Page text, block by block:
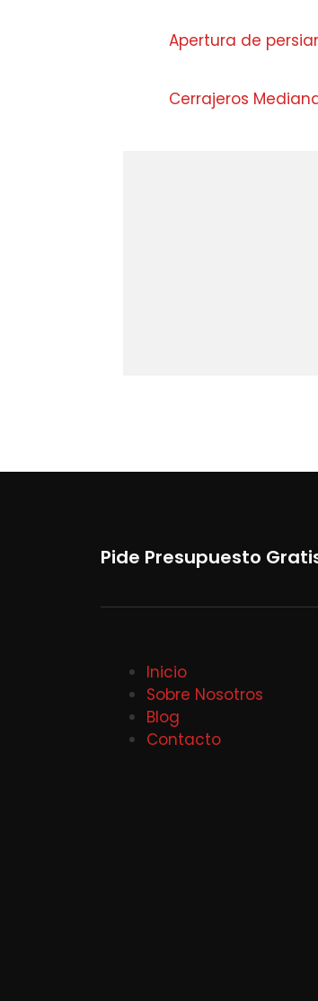
Apertura de
Cerrajeros
Pide Presupuesto
Inicio
Sobre Nosotros
Blog
Contacto